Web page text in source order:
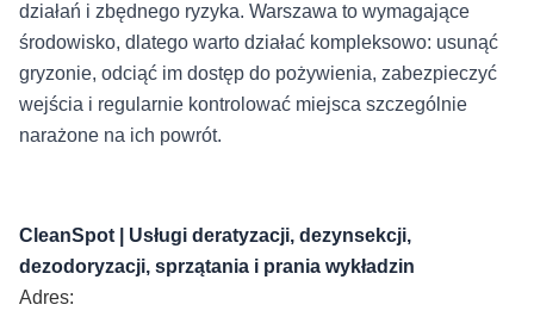
działań i zbędnego ryzyka. Warszawa to wymagające
środowisko, dlatego warto działać kompleksowo: usunąć
gryzonie, odciąć im dostęp do pożywienia, zabezpieczyć
wejścia i regularnie kontrolować miejsca szczególnie
narażone na ich powrót.
CleanSpot | Usługi deratyzacji, dezynsekcji,
dezodoryzacji, sprzątania i prania wykładzin
Adres: